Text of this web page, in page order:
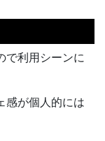
で利用シーンに
感が個人的には